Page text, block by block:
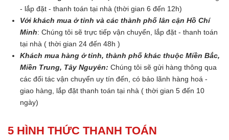
- lắp đặt - thanh toán tại nhà (thời gian 6 đến 12h)
Với khách mua ở tỉnh và các thành phố lân cận Hồ Chí
Minh: Chúng tôi sẽ trực tiếp vận chuyển, lắp đặt - thanh toán
tại nhà ( thời gian 24 đến 48h )
Khách mua hàng ở tỉnh, thành phố khác thuộc Miền Bắc,
Miền Trung, Tây Nguyên: Chúng tôi sẽ gửi hàng thông qua
các đối tác vận chuyển uy tín đến, có bảo lãnh hàng hoá -
giao hàng, lắp đặt thanh toán tại nhà ( thời gian 5 đến 10
ngày)
5 HÌNH THỨC THANH TOÁN